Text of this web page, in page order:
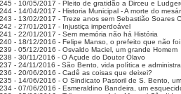
- 10/05/2017 - Pleito de gratidão a Dirceu e
- 14/04/2017 - Historia Municipal - A morte do
- 13/02/2017 - Treze anos sem Sebastião Soares
- 27/01/2017 - Injustiça imperdoável
- 22/01/2017 - Sem memória não há História
- 18/12/2016 - Felipe Manso, o prefeito que não foi
- 05/12/2016 - Osvaldo Maciel, um grande Homem
- 30/11/2016 - O Açude do Doutor Olavo
- 24/11/2016 - São Bento, vida política e
- 20/06/2016 - Cadê as coisas que deixei?
- 14/06/2016 - O Sindicato Pastoril de S. Bento,
- 07/06/2016 - Esmeraldino Bandeira, um